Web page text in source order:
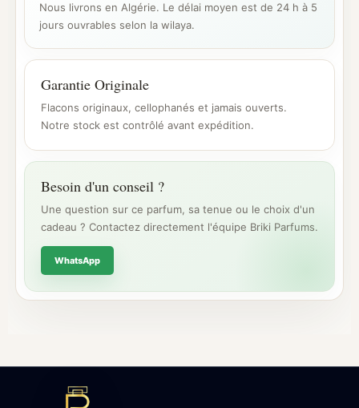
Nous livrons en Algérie. Le délai moyen est de 24 h à 5
jours ouvrables selon la wilaya.
Garantie Originale
Flacons originaux, cellophanés et jamais ouverts.
Notre stock est contrôlé avant expédition.
Besoin d'un conseil ?
Une question sur ce parfum, sa tenue ou le choix d'un
cadeau ? Contactez directement l'équipe Briki Parfums.
WhatsApp